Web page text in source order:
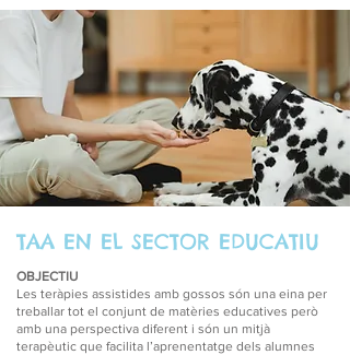
TAA EN EL SECTOR EDUCATIU
OBJECTIU
Les teràpies assistides amb gossos són una eina per
treballar tot el conjunt de matèries educatives però
amb una perspectiva diferent i són un mitjà
terapèutic que facilita l’aprenentatge dels alumnes